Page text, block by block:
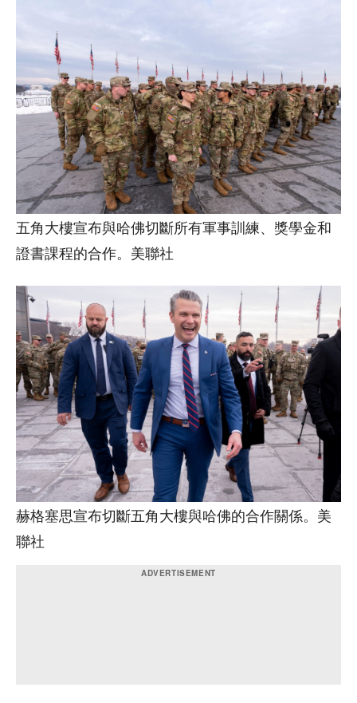
五角大樓宣布與哈佛切斷所有軍事訓練、獎學金和
證書課程的合作。美聯社
赫格塞思宣布切斷五角大樓與哈佛的合作關係。美
聯社